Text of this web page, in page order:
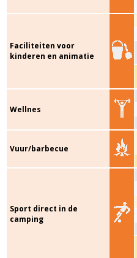
Faciliteiten voor
kinderen en animatie
Wellnes
Vuur/barbecue
Sport direct in de
camping